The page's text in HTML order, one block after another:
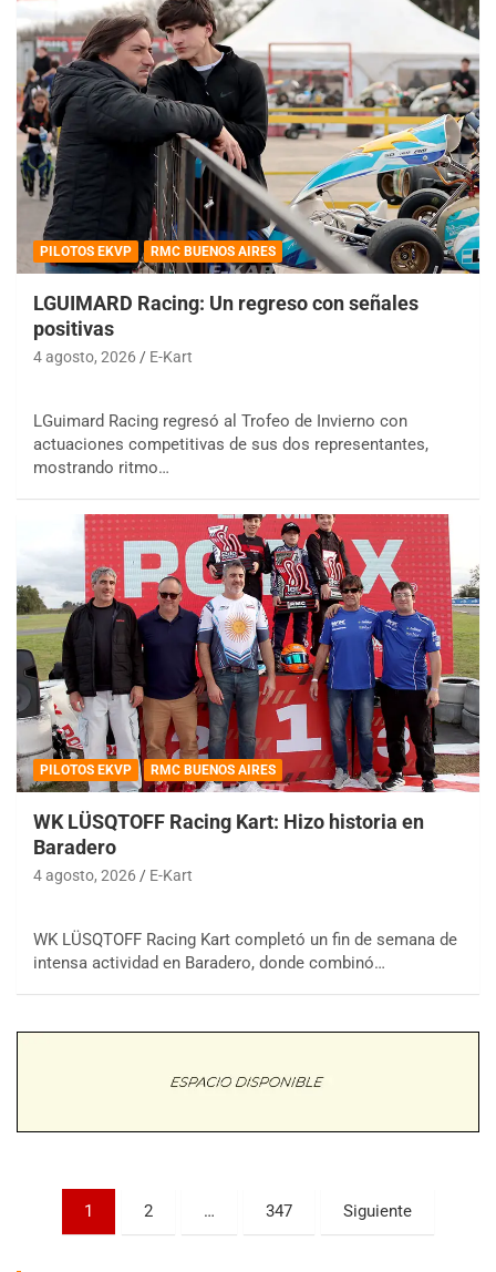
PILOTOS EKVP RMC BUENOS AIRES
LGUIMARD Racing: Un regreso con señales
positivas
4 agosto, 2026 E-Kart
LGuimard Racing regresó al Trofeo de Invierno con
actuaciones competitivas de sus dos representantes,
mostrando ritmo…
PILOTOS EKVP RMC BUENOS AIRES
WK LÜSQTOFF Racing Kart: Hizo historia en
Baradero
4 agosto, 2026 E-Kart
WK LÜSQTOFF Racing Kart completó un fin de semana de
intensa actividad en Baradero, donde combinó…
Paginación
1 2 … 347 Siguiente
COBERTURA ESPECIAL DE E-KART.COM.AR
08/09-AGO
Trenque Lauquen (Buenos Aires)
Villaguay (Entre Ríos)